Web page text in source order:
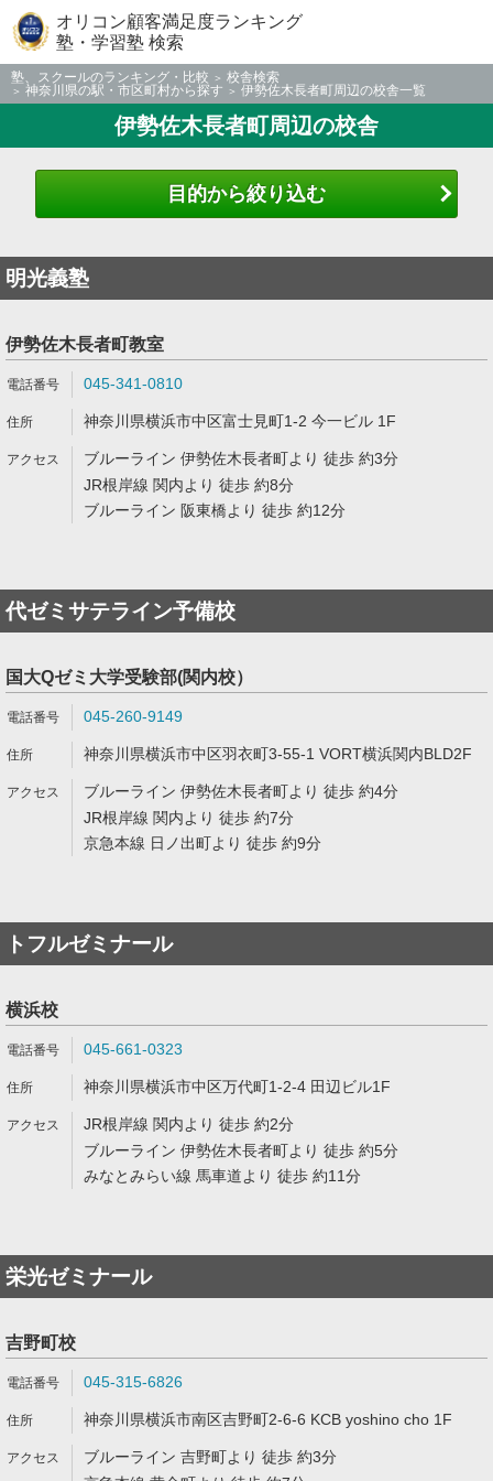
オリコン顧客満足度ランキング
塾・学習塾 検索
塾、スクールのランキング・比較
校舎検索
神奈川県の駅・市区町村から探す
伊勢佐木長者町周辺の校舎一覧
伊勢佐木長者町周辺の校舎
目的から絞り込む
明光義塾
伊勢佐木長者町教室
045-341-0810
神奈川県横浜市中区富士見町1-2 今一ビル 1F
ブルーライン 伊勢佐木長者町より 徒歩 約3分
JR根岸線 関内より 徒歩 約8分
ブルーライン 阪東橋より 徒歩 約12分
代ゼミサテライン予備校
国大Qゼミ大学受験部(関内校）
045-260-9149
神奈川県横浜市中区羽衣町3-55-1 VORT横浜関内BLD2F
ブルーライン 伊勢佐木長者町より 徒歩 約4分
JR根岸線 関内より 徒歩 約7分
京急本線 日ノ出町より 徒歩 約9分
トフルゼミナール
横浜校
045-661-0323
神奈川県横浜市中区万代町1-2-4 田辺ビル1F
JR根岸線 関内より 徒歩 約2分
ブルーライン 伊勢佐木長者町より 徒歩 約5分
みなとみらい線 馬車道より 徒歩 約11分
栄光ゼミナール
吉野町校
045-315-6826
神奈川県横浜市南区吉野町2-6-6 KCB yoshino cho 1F
ブルーライン 吉野町より 徒歩 約3分